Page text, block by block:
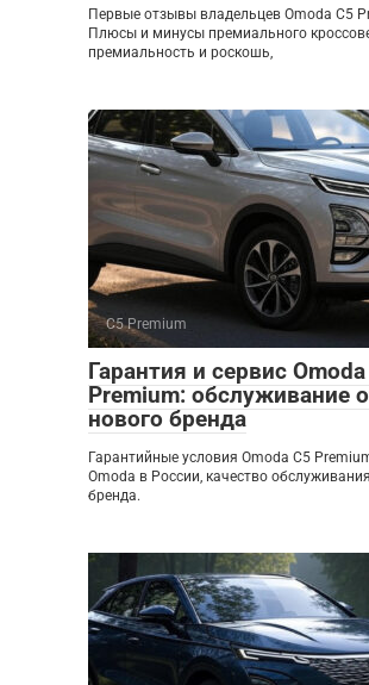
Первые отзывы владельцев Omoda C5
Плюсы и минусы премиального
премиальность и роскошь,
C5 Premium
Гарантия и сервис Omoda
Premium: обслуживание
нового бренда
Гарантийные условия Omoda C5
Omoda в России, качество
бренда.